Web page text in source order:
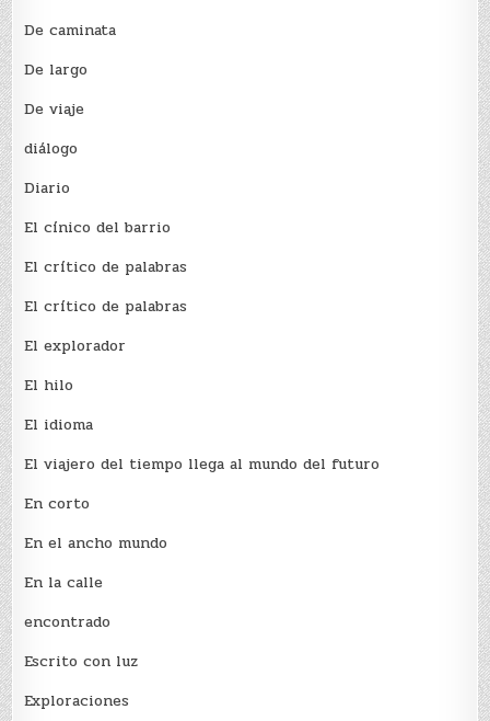
De caminata
De largo
De viaje
diálogo
Diario
El cínico del barrio
El crí­tico de palabras
El crí­tico de palabras
El explorador
El hilo
El idioma
El viajero del tiempo llega al mundo del futuro
En corto
En el ancho mundo
En la calle
encontrado
Escrito con luz
Exploraciones